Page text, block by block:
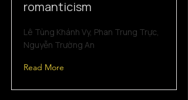
romanticism
Lê Tùng Khánh Vy, Phan Trung Trực,
Nguyễn Trường An
Read More